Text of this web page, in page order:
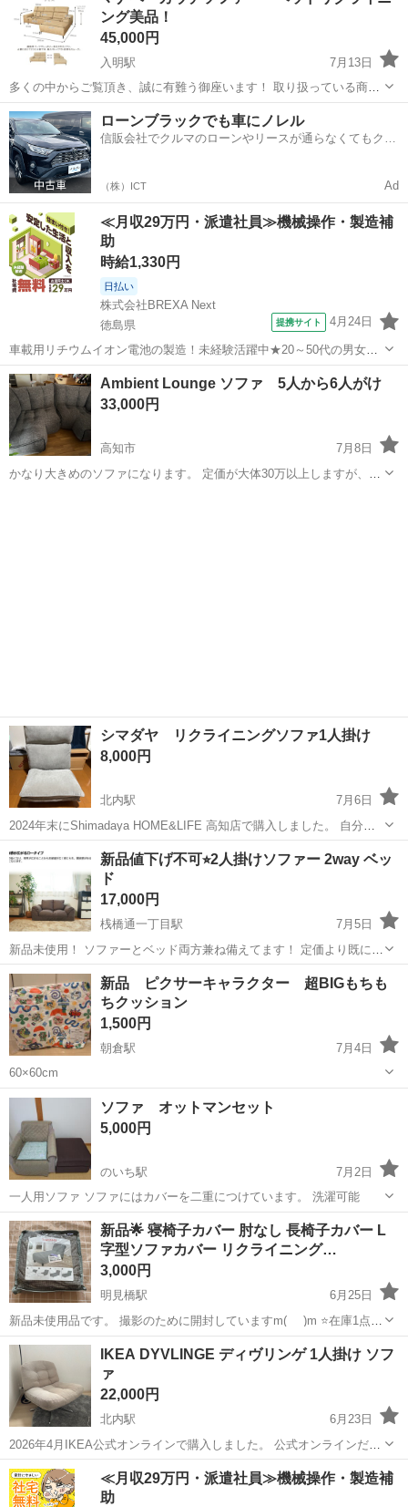
ング美品！
45,000円
入明駅
7月13日
多くの中からご覧頂き、誠に有難う御座います！ 取り扱っている商
品・お取り引き等について、 プロフィールを御一読頂きますよう お願
い致します🙇 配達は、ご住所によって¥0〜可能です🙆 ■商品説明 メー
カー マナベ 材質 ...
高知 高知市 入明駅 ソファ マナベ
ローンブラックでも車にノレル
信販会社でクルマのローンやリースが通らなくてもクル
（株）ICT Ad
≪月収29万円・派遣社員≫機械操作・製造補
助
時給1,330円
日払い
株式会社BREXA Next
徳島県
提携サイト 4月24日
車載用リチウムイオン電池の製造！未経験活躍中★20～50代の男女活
躍中！寮費無料★備品付き1R寮完備！自宅からマイカー通勤OK！無料
駐車場完備◎正社員登用制度あり！《徳島県板野郡松茂町》 人気の工
場のお仕事 ◇車載用リチウ...
徳島 その他
Ambient Lounge ソファ 5人から6人がけ
33,000円
高知市
7月8日
かなり大きめのソファになります。 定価が大体30万以上しますが、半
シマダヤ リクライニングソファ1人掛け
8,000円
北内駅
7月6日
2024年末にShimadaya HOME&LIFE 高知店で購入しました。 自分の
部屋には合わず客間に保管していたため、ほとんど座っておりませ
ん。 状態は写真を見てもらえればと思われます。 購入金額は16000円
ほどだ...
高知 吾川郡 北内駅 ソファ
新品値下げ不可⭐︎2人掛けソファー 2way ベッ
ド
17,000円
桟橋通一丁目駅
7月5日
新品未使用！ ソファーとベッド両方兼ね備えてます！ 定価より既に安
くしておりますのでお値下げ待ちはなしでお願いします。 色味はブラ
ウンとなります。 大きな物なので車で取りに来てくださる方でご検討
よろしくお願いします。
高知 高知市 桟橋通一丁目駅 ソファ
新品 ピクサーキャラクター 超BIGもちも
ちクッション
1,500円
朝倉駅
7月4日
60×60cm
高知 高知市 ソファ
ソファ オットマンセット
5,000円
のいち駅
7月2日
一人用ソファ ソファにはカバーを二重につけています。 洗濯可能
高知 香南市 のいち駅 ソファ セット
新品🌟 寝椅子カバー 肘なし 長椅子カバー L
字型ソファカバー リクライニング…
3,000円
明見橋駅
6月25日
新品未使用品です。 撮影のために開封していますm(_ _)m ⭐️在庫1点限
り⭐️ TIANSHU 寝椅子カバー 肘なし 長椅子カバー L字型ソファカバー
リクライニングカバー 無地 縦横弾力 ストレッチ ラウンジソ...
高知 高知市
IKEA DYVLINGE ディヴリンゲ 1人掛け ソフ
ァ
22,000円
北内駅
6月23日
2026年4月IKEA公式オンラインで購入しました。 公式オンラインだと
送料が13,000円ほどかかりました。 取引場所設定していますが、大型
家具のため、車でお近くまで配送できます。 組み立て済み、説明書あ
り
高知 吾川郡 北内駅 ソファ
≪月収29万円・派遣社員≫機械操作・製造補
助